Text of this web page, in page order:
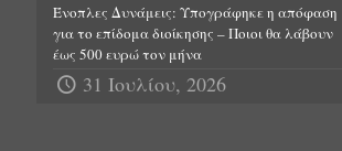
Ένοπλες Δυνάμεις: Υπογράφηκε η απόφαση
για το επίδομα διοίκησης – Ποιοι θα λάβουν
έως 500 ευρώ τον μήνα
31 Ιουλίου, 2026